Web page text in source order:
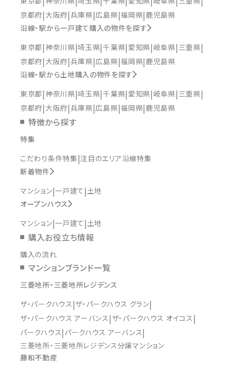
京都府 大阪府 兵庫県 広島県 福岡県 鹿児島県
沿線・駅から一戸建て購入の物件を探す
東京都 神奈川県 埼玉県 千葉県 愛知県 岐阜県 三重県
京都府 大阪府 兵庫県 広島県 福岡県 鹿児島県
沿線・駅から土地購入の物件を探す
東京都 神奈川県 埼玉県 千葉県 愛知県 岐阜県 三重県
京都府 大阪府 兵庫県 広島県 福岡県 鹿児島県
特徴から探す
特集
こだわり条件特集 注目のエリア沿線特集
新着物件
マンション 一戸建て 土地
オープンハウス
マンション 一戸建て 土地
購入お役立ち情報
購入の流れ
マンションブランド一覧
三菱地所・三菱地所レジデンス
ザ・パークハウス ザ・パークハウス グラン
ザ・パークハウス アーバンス ザ・パークハウス オイコス
パークハウス パークハウス アーバンス
三菱地所・三菱地所レジデンス分譲マンション
藤和不動産